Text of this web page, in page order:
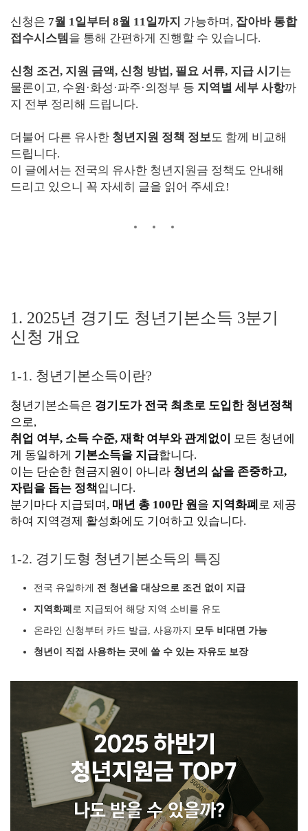
신청은 7월 1일부터 8월 11일까지 가능하며, 잡아바 통합
접수시스템 을 통해 간편하게 진행할 수 있습니다.
신청 조건, 지원 금액, 신청 방법, 필요 서류, 지급 시기 는
물론이고, 수원·화성·파주·의정부 등 지역별 세부 사항까
지 전부 정리해 드립니다.
더불어 다른 유사한 청년지원 정책 정보도 함께 비교해
드립니다.
이 글에서는 전국의 유사한 청년지원금 정책도 안내해
드리고 있으니 꼭 자세히 글을 읽어 주세요!
1. 2025년 경기도 청년기본소득 3분기
신청 개요
1-1. 청년기본소득이란?
청년기본소득은 경기도가 전국 최초로 도입한 청년정책
으로,
취업 여부, 소득 수준, 재학 여부와 관계없이
모든 청년에
게 동일하게 기본소득을 지급합니다.
이는 단순한 현금지원이 아니라 청년의 삶을 존중하고,
자립을 돕는 정책입니다.
분기마다 지급되며, 매년 총 100만 원을 지역화폐 로 제공
하여 지역경제 활성화에도 기여하고 있습니다.
1-2. 경기도형 청년기본소득의 특징
전국 유일하게 전 청년을 대상으로 조건 없이 지급
지역화폐 로 지급되어 해당 지역 소비를 유도
온라인 신청부터 카드 발급, 사용까지 모두 비대면 가능
청년이 직접 사용하는 곳에 쓸 수 있는 자유도 보장